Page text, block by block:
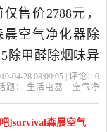
售价2788元，
晨空气净化器除
除甲醛除烟味异
氧吧是2019年
性价比很高的
04-28 08:09:05 | 评论： 0
题： 生活电器
空气净
]survival森晨空气